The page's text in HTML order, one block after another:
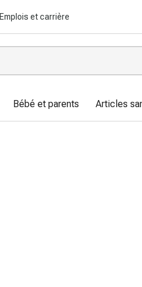
Emplois et carrière
Bébé et parents Articles